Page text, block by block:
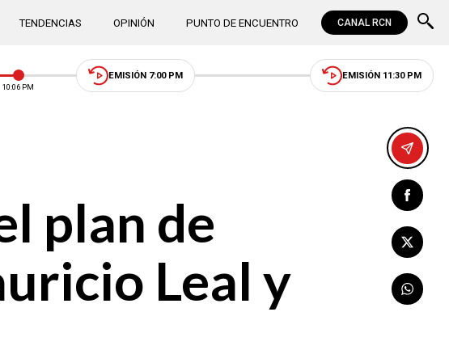
TENDENCIAS OPINIÓN PUNTO DE ENCUENTRO CANAL RCN
10:06 PM
EMISIÓN 7:00 PM EMISIÓN 11:30 PM
plan de
Leal y